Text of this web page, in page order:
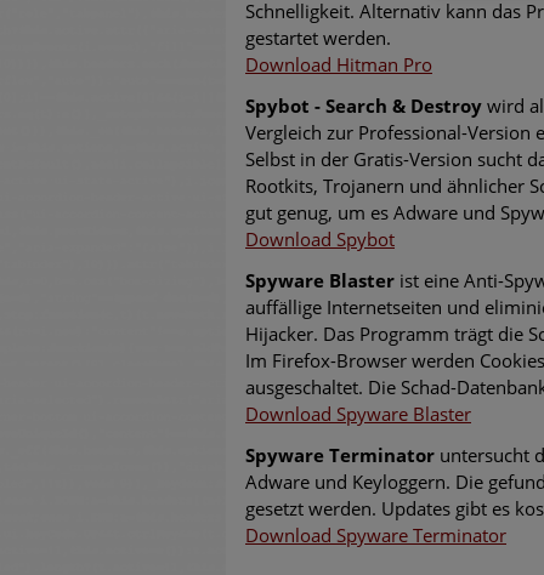
Schnelligkeit. Alternativ kann das
gestartet werden.
Download Hitman Pro
Spybot - Search & Destroy wird
Vergleich zur Professional-Version
Selbst in der Gratis-Version sucht
Rootkits, Trojanern und ähnlicher
gut genug, um es Adware und
Download Spybot
Spyware Blaster ist eine Anti-
auffällige Internetseiten und
Hijacker. Das Programm trägt die
Im Firefox-Browser werden
ausgeschaltet. Die Schad-
Download Spyware Blaster
Spyware Terminator untersucht
Adware und Keyloggern. Die
gesetzt werden. Updates gibt es
Download Spyware Terminator